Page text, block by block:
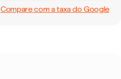
Compare com a taxa do Google